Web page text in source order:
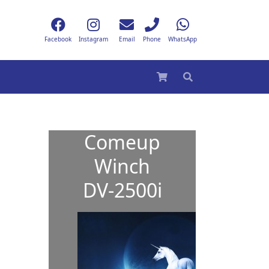
Facebook Instagram Email Phone WhatsApp
Comeup
Winch
DV-2500i